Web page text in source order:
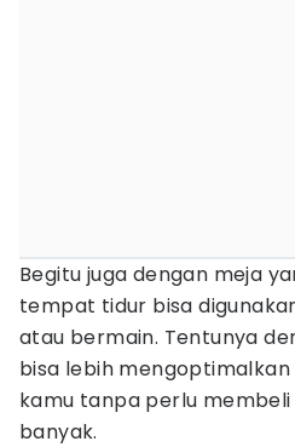
Begitu juga dengan meja
tempat tidur bisa
atau bermain. Tentunya
bisa lebih
kamu tanpa perlu
banyak.